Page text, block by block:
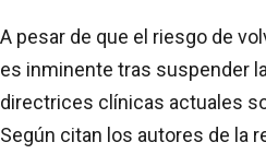
A pesar de que el riesgo de
es inminente tras suspender
directrices clínicas actuales
Según citan los autores de la